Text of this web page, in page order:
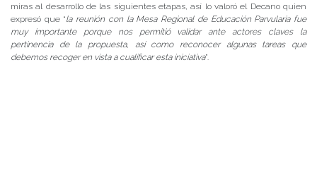
miras al desarrollo de las siguientes etapas, así lo valoró el Decano quien
expresó que “la reunión con la Mesa Regional de Educación Parvularia fue
muy importante porque nos permitió validar ante actores claves la
pertinencia de la propuesta, así como reconocer algunas tareas que
debemos recoger en vista a cualificar esta iniciativa”.